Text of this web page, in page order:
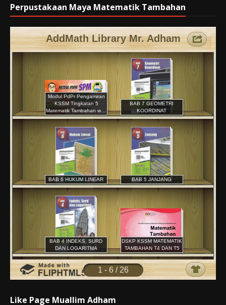
Perpustakaan Maya Matematik Tambahan
Like Page Muallim Adham